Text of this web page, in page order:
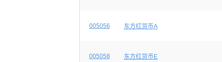
005056 东方红货币A
005058 东方红货币E